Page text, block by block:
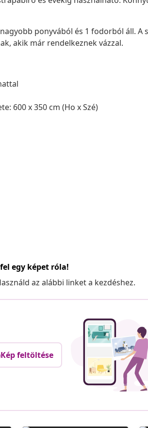
ponyvából és 1 fodorból áll. A
akik már rendelkeznek vázzal.
600 x 350 cm (Ho x Szé)
egy képet róla!
az alábbi linket a kezdéshez.
Kép feltöltése